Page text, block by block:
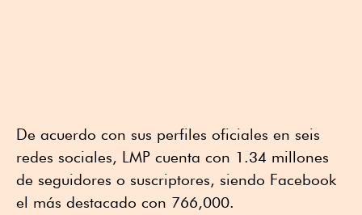
De acuerdo con sus perfiles oficiales en seis
redes sociales, LMP cuenta con 1.34 millones
de seguidores o suscriptores, siendo Facebook
el más destacado con 766,000.